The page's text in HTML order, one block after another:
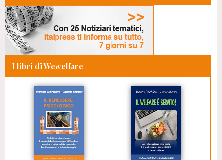
I libri di Wewelfare